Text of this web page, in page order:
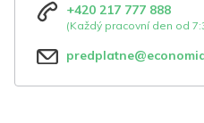
+420 217 777 888
(Každý pracovní den od